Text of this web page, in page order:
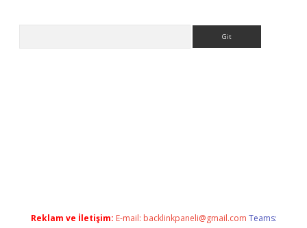
Reklam ve İletişim: E-mail: backlinkpaneli@gmail.com Teams: